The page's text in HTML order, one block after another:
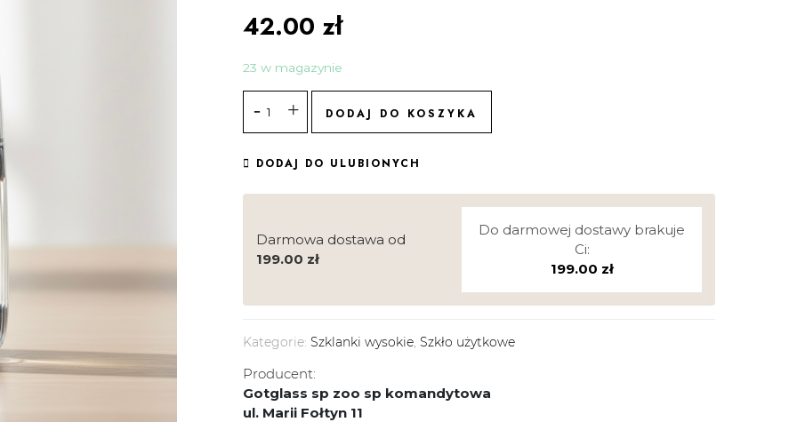
42.00 zł
23 w magazynie
DODAJ DO KOSZYKA
DODAJ DO ULUBIONYCH
Darmowa dostawa od
199.00 zł
Do darmowej dostawy brakuje
Ci:
199.00 zł
Kategorie:Szklanki wysokie ,Szkło użytkowe
Producent:
Gotglass sp zoo sp komandytowa
ul. Marii Fołtyn 11